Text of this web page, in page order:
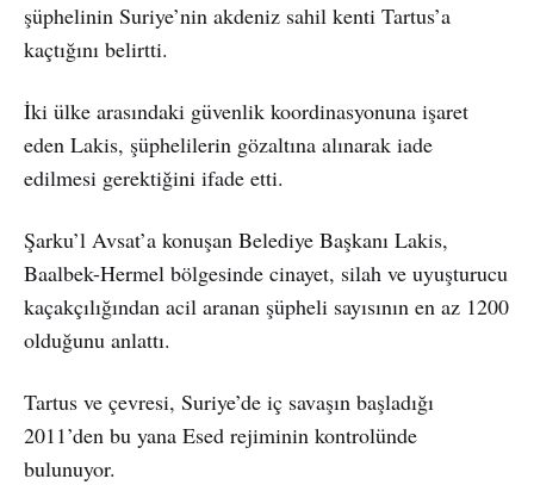
şüphelinin Suriye’nin akdeniz sahil kenti Tartus’a
kaçtığını belirtti.
İki ülke arasındaki güvenlik koordinasyonuna işaret
eden Lakis, şüphelilerin gözaltına alınarak iade
edilmesi gerektiğini ifade etti.
Şarku’l Avsat’a konuşan Belediye Başkanı Lakis,
Baalbek-Hermel bölgesinde cinayet, silah ve uyuşturucu
kaçakçılığından acil aranan şüpheli sayısının en az 1200
olduğunu anlattı.
Tartus ve çevresi, Suriye’de iç savaşın başladığı
2011’den bu yana Esed rejiminin kontrolünde
bulunuyor.